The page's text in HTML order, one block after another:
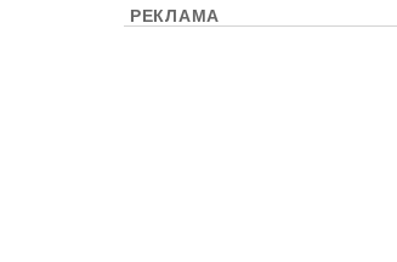
РЕКЛАМА